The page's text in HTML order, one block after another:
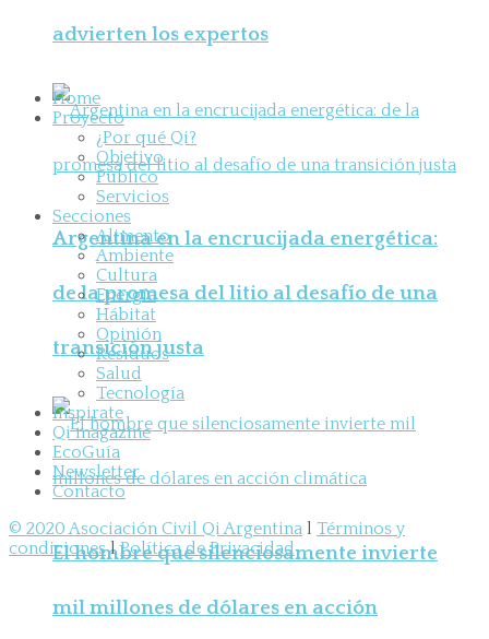
advierten los expertos
Argentina en la encrucijada energética:
de la promesa del litio al desafío de una
transición justa
El hombre que silenciosamente invierte
mil millones de dólares en acción
Home
Proyecto
¿Por qué Qi?
Objetivo
Público
Servicios
Secciones
Alimento
Ambiente
Cultura
Energía
Hábitat
Opinión
Residuos
Salud
Tecnología
Inspirate
Qi magazine
EcoGuía
Newsletter
Contacto
© 2020 Asociación Civil Qi Argentina l Términos y
condicioneslPolítica de Privacidad